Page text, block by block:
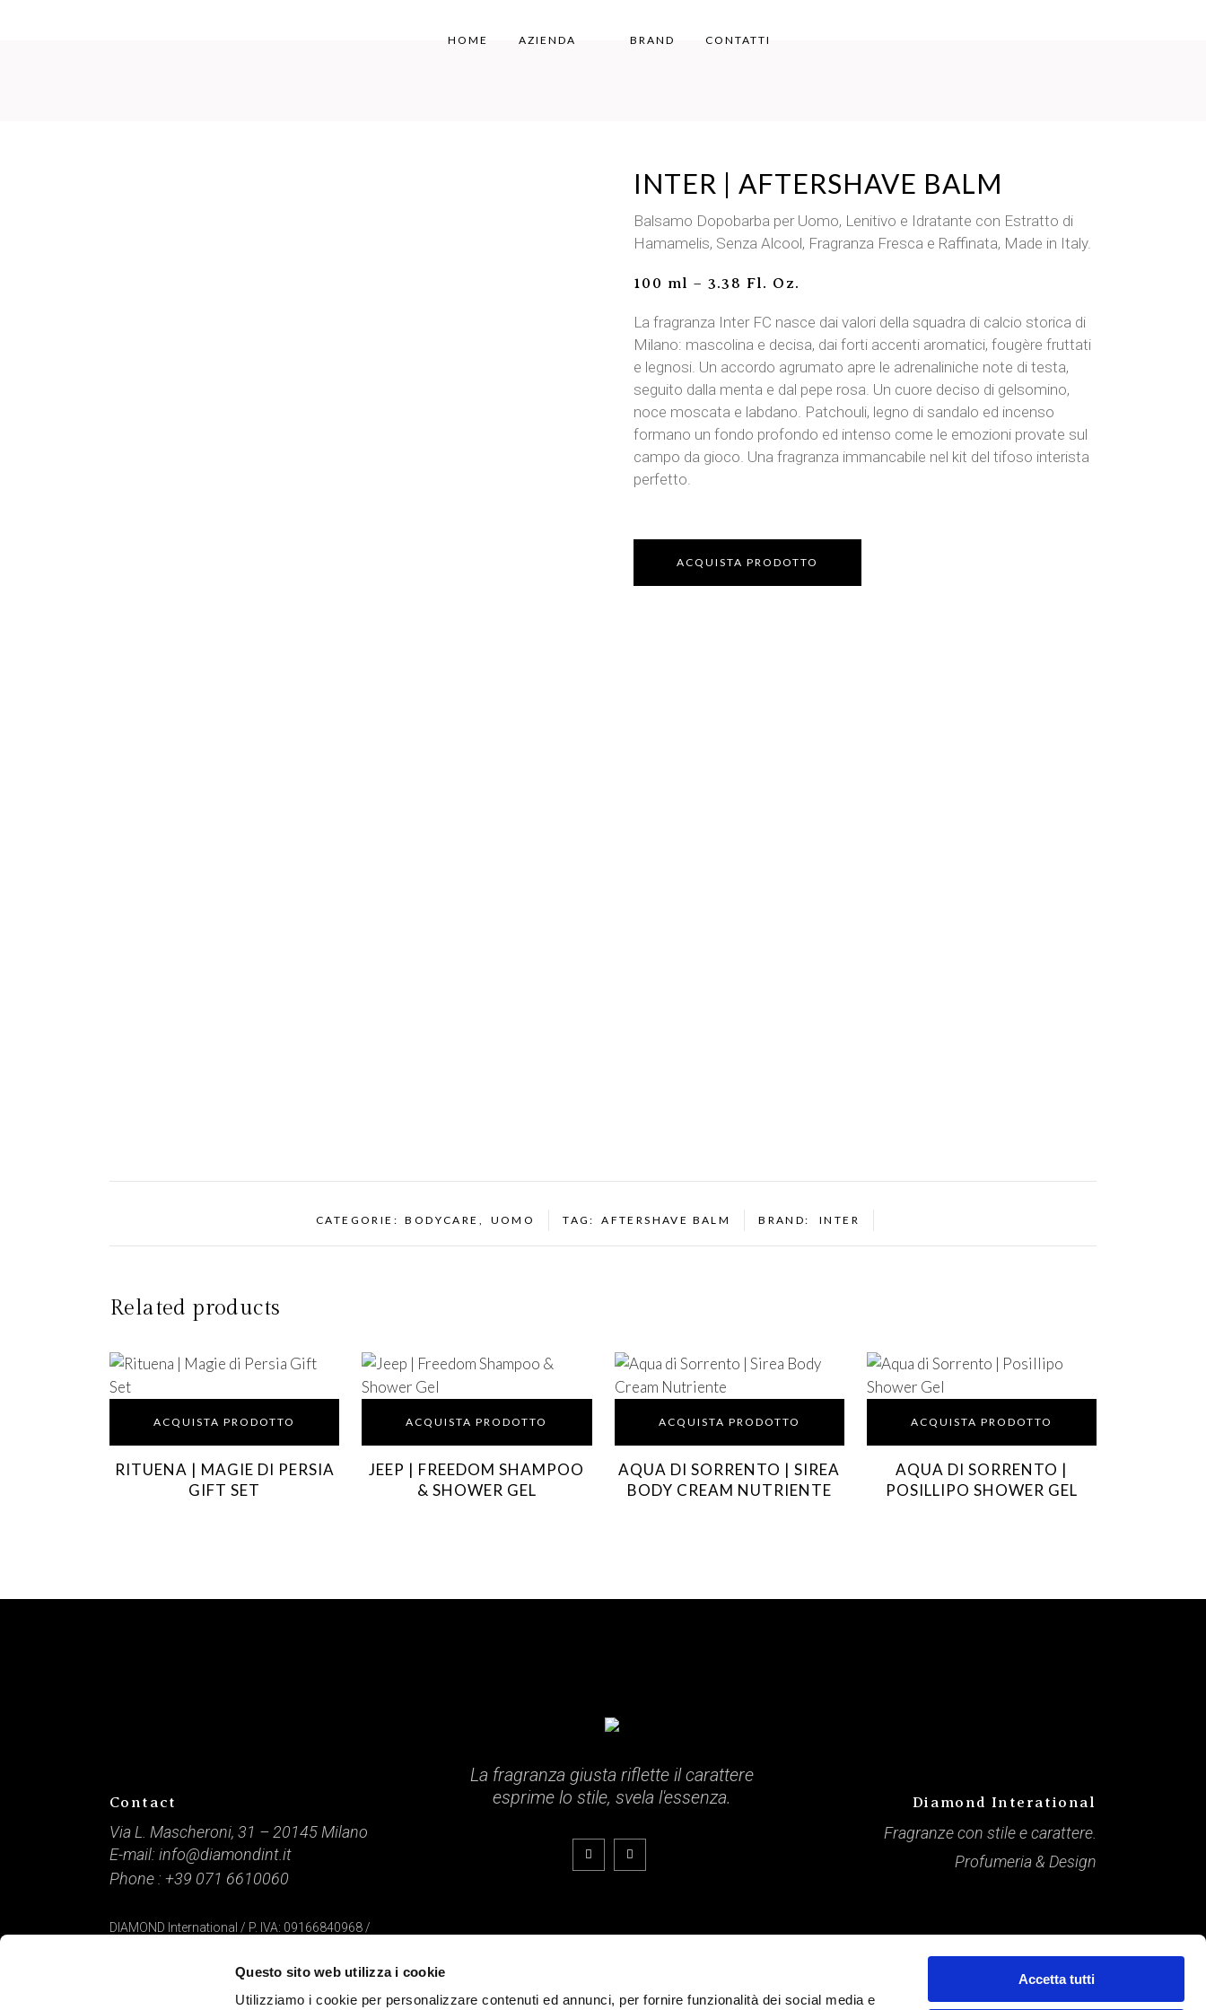
Questo sito web utilizza i cookie
Utilizziamo i cookie per personalizzare contenuti ed annunci, per fornire funzionalità dei social media e
Accetta tutti
HOME AZIENDA BRAND CONTATTI
INTER | AFTERSHAVE BALM
Balsamo Dopobarba per Uomo, Lenitivo e Idratante con Estratto di
Hamamelis, Senza Alcool, Fragranza Fresca e Raffinata, Made in Italy.
100 ml – 3.38 Fl. Oz.
La fragranza Inter FC nasce dai valori della squadra di calcio storica di
Milano: mascolina e decisa, dai forti accenti aromatici, fougère fruttati
e legnosi. Un accordo agrumato apre le adrenaliniche note di testa,
seguito dalla menta e dal pepe rosa. Un cuore deciso di gelsomino,
noce moscata e labdano. Patchouli, legno di sandalo ed incenso
formano un fondo profondo ed intenso come le emozioni provate sul
campo da gioco. Una fragranza immancabile nel kit del tifoso interista
perfetto.
ACQUISTA PRODOTTO
CATEGORIE: BODYCARE , UOMO TAG: AFTERSHAVE BALM BRAND: INTER
Related products
ACQUISTA PRODOTTO
RITUENA | MAGIE DI PERSIA
GIFT SET
ACQUISTA PRODOTTO
JEEP | FREEDOM SHAMPOO
& SHOWER GEL
ACQUISTA PRODOTTO
AQUA DI SORRENTO | SIREA
BODY CREAM NUTRIENTE
ACQUISTA PRODOTTO
AQUA DI SORRENTO |
POSILLIPO SHOWER GEL
Contact
Via L. Mascheroni, 31 – 20145 Milano
E-mail: info@diamondint.it
Phone : +39 071 6610060
DIAMOND International / P. IVA: 09166840968 /
www.lamponemedia.it
La fragranza giusta riflette il carattere
esprime lo stile, svela l'essenza.
Diamond Interational
Fragranze con stile e carattere.
Profumeria & Design